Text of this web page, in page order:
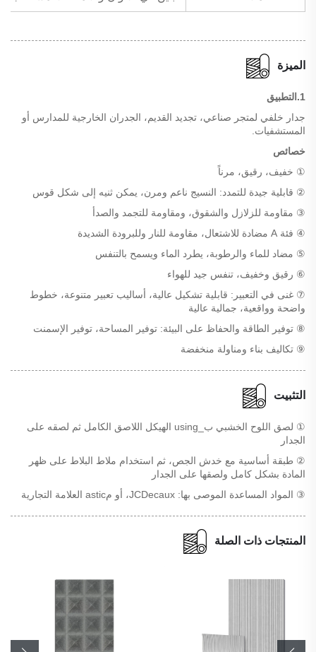
الميزة
1.التطبيق
جدار خلفي لمتجر صناعي، تجديد القديم، الجدران الخارجية للمدارس أو
المستشفيات.
خصائص
① خفيف، رقيق، مرناً
② قابلية جيدة للتمدد: النسيج ناعم ومرن، يمكن ثنيه إلى شكل قوس
③ مقاومة للزلازل والشقوق، ومقاومة للتجمد والصدأ
④ فئة A مضادة للاشتعال، مقاومة للنار وللبرودة الشديدة
⑤ مضاد للماء والرطوبة، يطرد الماء ويسمح بالتنفس
⑥ رقيق وخفيف، تنفس جيد للهواء
⑦ غنى في التعبير: قابلية تشكيل عالية، أساليب تعبير متنوعة، خطوط
واضحة وواقعية، جمالية عالية
⑧ توفير الطاقة والحفاظ على البيئة: توفير المساحة، توفير الإسمنت
⑨ تكاليف بناء ومناولة منخفضة
التثبيت
① لصق اللوح الخشبي ب_using الهيكل اللاصق الكامل ثم لصقه على
الجدار
② طبقة أساسية مع خدش الجص، ثم استخدام ملاط البلاط على ظهر
المادة بشكل كامل ولصقها على الجدار
③ المواد المساعدة الموصى بها: JCDecaux، أو مastic العلامة التجارية
المنتجات ذات الصلة